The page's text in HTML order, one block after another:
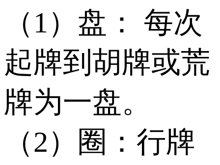
（1）盘： 每次
起牌到胡牌或荒
牌为一盘。
（2）圈：行牌